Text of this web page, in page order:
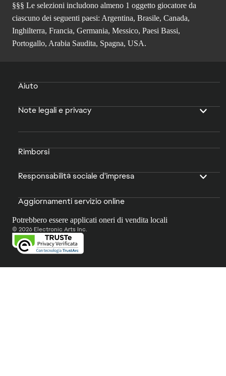
§§§ Le selezioni includono almeno 1 oggetto giocatore da
ciascuno dei seguenti paesi: Argentina, Brasile, Canada,
Inghilterra, Francia, Germania, Messico, Paesi Bassi,
Portogallo, Arabia Saudita, Spagna, USA.
Aiuto
Note legali e privacy
Rimborsi
Responsabilità sociale d'impresa
Aggiornamenti servizio online
Potrebbero essere applicati oneri di vendita locali
© 2026 Electronic Arts Inc.